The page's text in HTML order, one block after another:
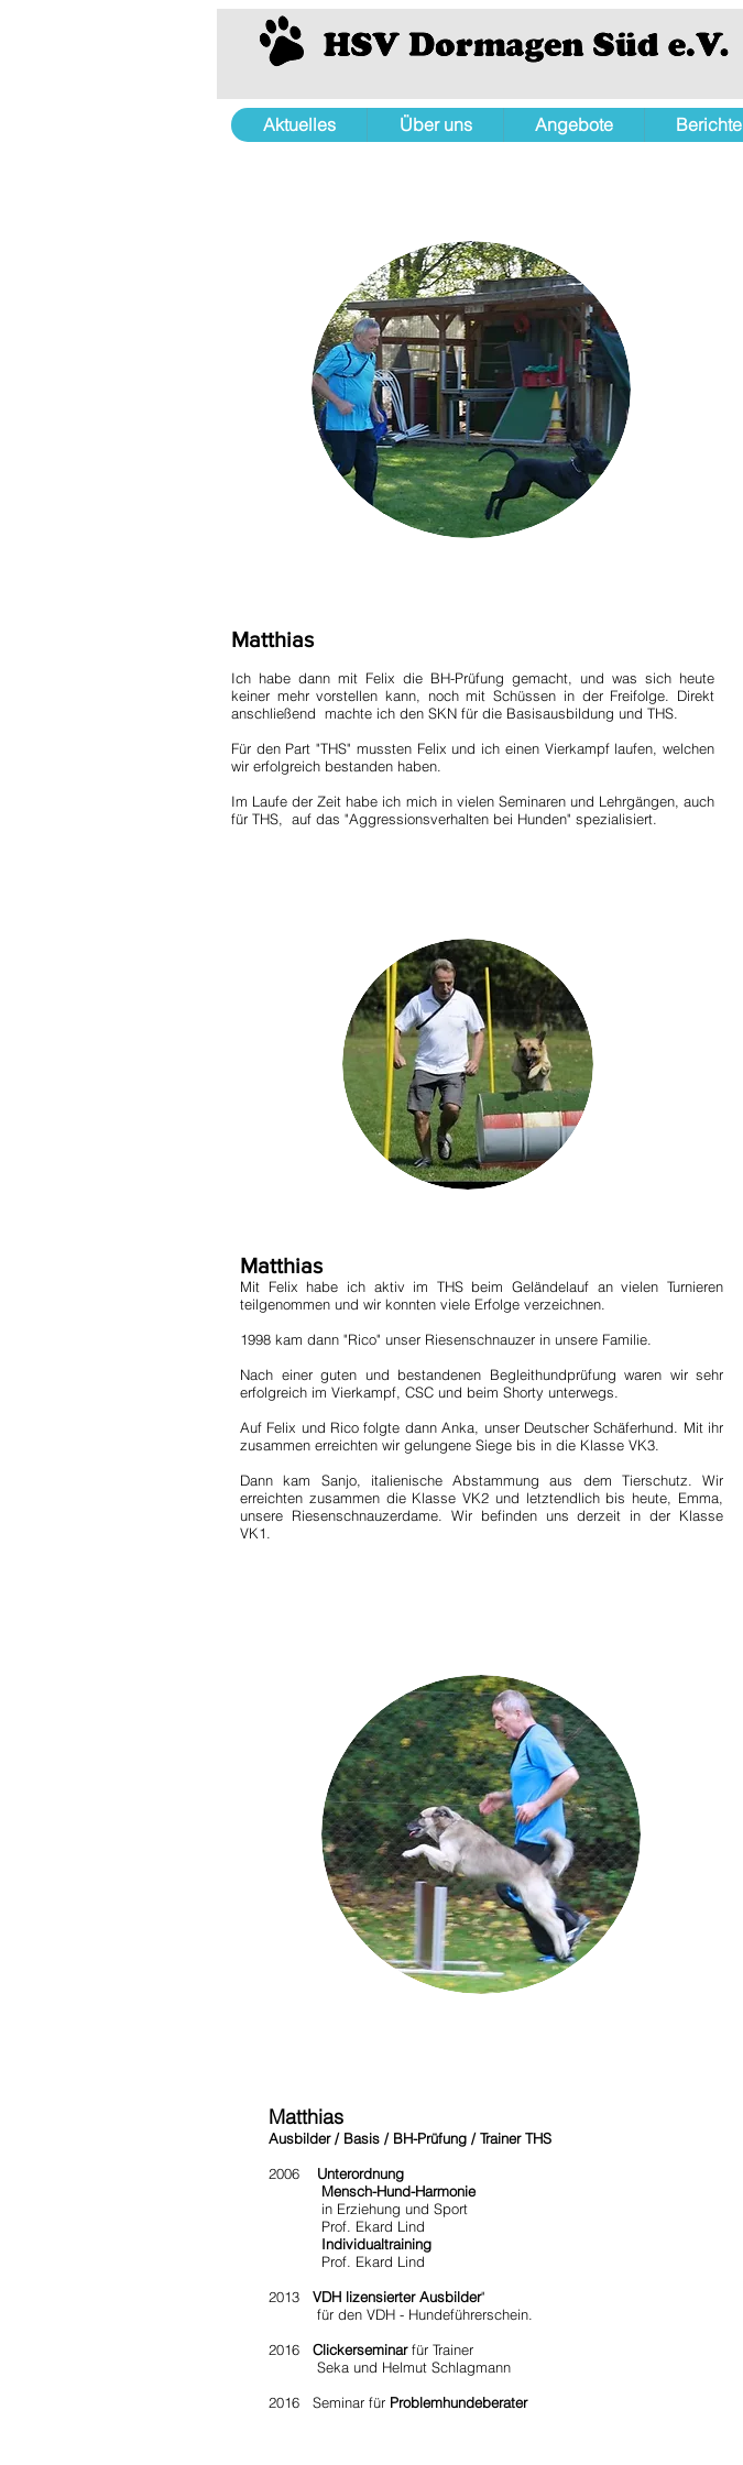
Aktuelles Über uns Angebote Berichte
Matthias
Ich habe dann mit Felix die BH-Prüfung gemacht, und was sich heute
keiner mehr vorstellen kann, noch mit Schüssen in der Freifolge. Direkt
anschließend machte ich den SKN für die Basisausbildung und THS.
Für den Part "THS" mussten Felix und ich einen Vierkampf laufen, welchen
wir erfolgreich bestanden haben.
Im Laufe der Zeit habe ich mich in vielen Seminaren und Lehrgängen, auch
für THS, auf das "Aggressionsverhalten bei Hunden" spezialisiert.
Matthias
Mit Felix habe ich aktiv im THS beim Geländelauf an vielen Turnieren
teilgenommen und wir konnten viele Erfolge verzeichnen.
1998 kam dann "Rico" unser Riesenschnauzer in unsere Familie.
Nach einer guten und bestandenen Begleithundprüfung waren wir sehr
erfolgreich im Vierkampf, CSC und beim Shorty unterwegs.
Auf Felix und Rico folgte dann Anka, unser Deutscher Schäferhund. Mit ihr
zusammen erreichten wir gelungene Siege bis in die Klasse VK3.
Dann kam Sanjo, italienische Abstammung aus dem Tierschutz. Wir
erreichten zusammen die Klasse VK2 und letztendlich bis heute, Emma,
unsere Riesenschnauzerdame. Wir befinden uns derzeit in der Klasse
VK1.
Matthias
Ausbilder / Basis / BH-Prüfung / Trainer THS
2006 Unterordnung
Mensch-Hund-Harmonie
in Erziehung und Sport
Prof. Ekard Lind
Individualtraining
Prof. Ekard Lind
2013 VDH lizensierter Ausbilder"
für den VDH - Hundeführerschein.
2016 Clickerseminarfür Trainer
Seka und Helmut Schlagmann
2016 Seminar für Problemhundeberater